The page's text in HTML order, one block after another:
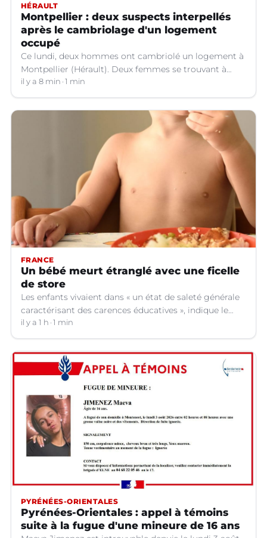
HÉRAULT
Montpellier : deux suspects interpellés
après le cambriolage d'un logement
occupé
Ce lundi, deux hommes ont cambriolé un logement à
Montpellier (Hérault). Deux femmes se trouvant à
l'intérieur au moment des faits ont communiqué le
signalement des suspects, finalement interpellés.
il y a 8 min 1 min
FRANCE
Un bébé meurt étranglé avec une ficelle
de store
Les enfants vivaient dans « un état de saleté générale
caractérisant des carences éducatives », indique le
parquet.
il y a 1 h 1 min
PYRÉNÉES-ORIENTALES
Pyrénées-Orientales : appel à témoins
suite à la fugue d'une mineure de 16 ans